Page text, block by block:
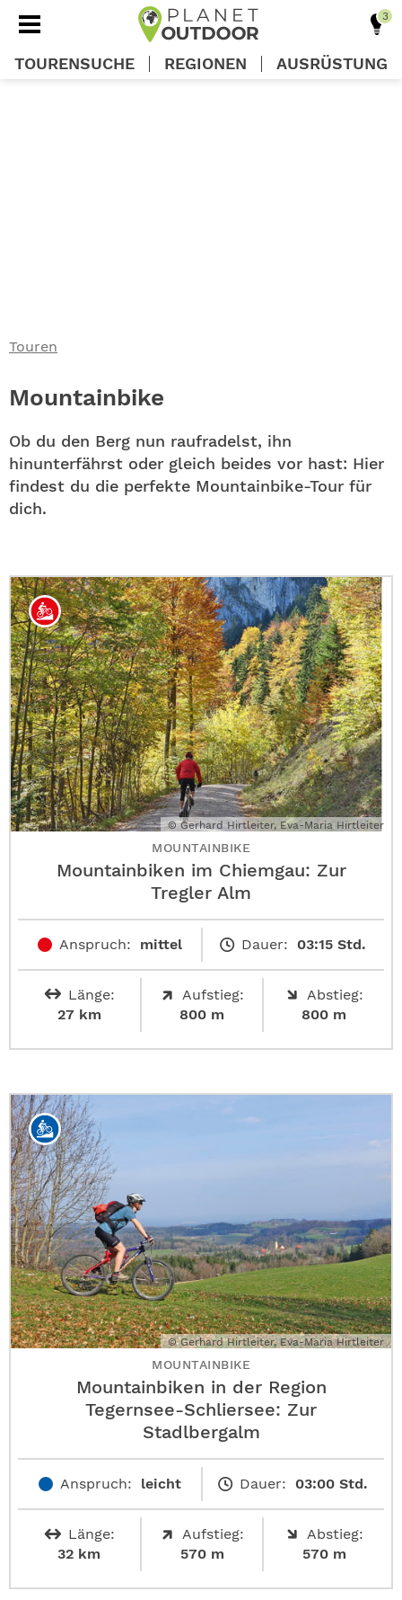
Touren
Mountainbike
Ob du den Berg nun raufradelst, ihn
hinunterfährst oder gleich beides vor hast: Hier
findest du die perfekte Mountainbike-Tour für
dich.
© Gerhard Hirtleiter, Eva-Maria Hirtleiter
MOUNTAINBIKE
Mountainbiken im Chiemgau: Zur
Tregler Alm
Anspruch: mittel Dauer: 03:15 Std.
Länge:
27 km
Aufstieg:
800 m
Abstieg:
800 m
© Gerhard Hirtleiter, Eva-Maria Hirtleiter
MOUNTAINBIKE
Mountainbiken in der Region
Tegernsee-Schliersee: Zur
Stadlbergalm
Anspruch: leicht Dauer: 03:00 Std.
Länge:
32 km
Aufstieg:
570 m
Abstieg:
570 m
TOURENSUCHE REGIONEN AUSRÜSTUNG
ABO
GEWINNEN
NEWSLETTER
SHOP